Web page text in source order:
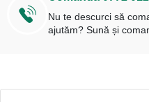
Nu te descurci să
ajutăm? Sună și